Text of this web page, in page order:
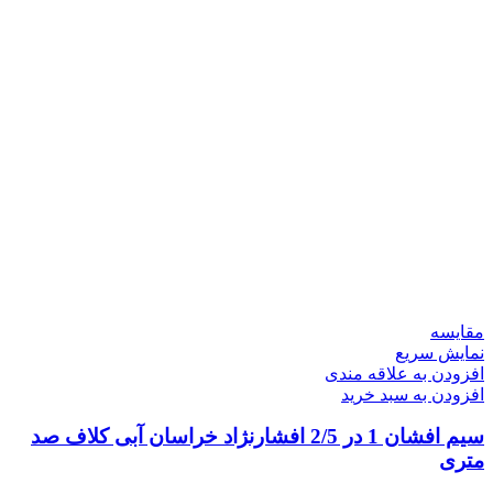
مقايسه
نمایش سریع
افزودن به علاقه مندی
افزودن به سبد خرید
سیم افشان 1 در 2/5 افشارنژاد خراسان آبی کلاف صد
متری